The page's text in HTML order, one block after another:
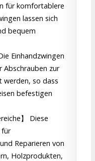
für komfortablere
lassen sich
bequem
Einhandzwingen
Abschrauben zur
werden, so dass
befestigen
】 Diese
für
Reparieren von
Holzprodukten,